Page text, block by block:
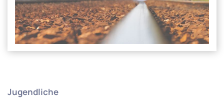
Jugendliche